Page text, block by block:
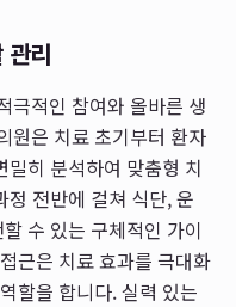
관리
극적인 참여와 올바른 생
원은 치료 초기부터 환자
히 분석하여 맞춤형 치
전반에 걸쳐 식단, 운
수 있는 구체적인 가이
근은 치료 효과를 극대화
할을 합니다. 실력 있는